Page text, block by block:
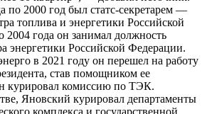
по 2000 год был статс-секретарем —
топлива и энергетики Российской
2004 года он занимал должность
энергетики Российской Федерации.
в 2021 году он перешел на работу
став помощником ее
курировал комиссию по ТЭК.
Яновский курировал департаменты
комплекса и государственной